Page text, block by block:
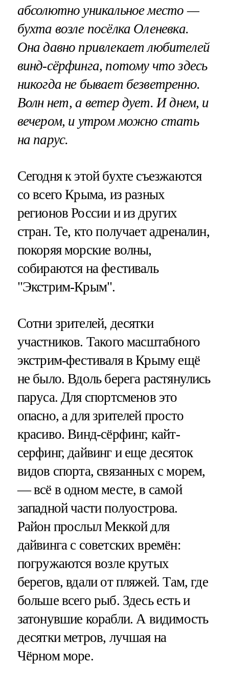
абсолютно уникальное место —
бухта возле посёлка Оленевка.
Она давно привлекает любителей
винд-сёрфинга, потому что здесь
никогда не бывает безветренно.
Волн нет, а ветер дует. И днем, и
вечером, и утром можно стать
на парус.
Сегодня к этой бухте съезжаются
со всего Крыма, из разных
регионов России и из других
стран. Те, кто получает адреналин,
покоряя морские волны,
собираются на фестиваль
"Экстрим-Крым".
Сотни зрителей, десятки
участников. Такого масштабного
экстрим-фестиваля в Крыму ещё
не было. Вдоль берега растянулись
паруса. Для спортсменов это
опасно, а для зрителей просто
красиво. Винд-сёрфинг, кайт-
серфинг, дайвинг и еще десяток
видов спорта, связанных с морем,
— всё в одном месте, в самой
западной части полуострова.
Район прослыл Меккой для
дайвинга с советских времён:
погружаются возле крутых
берегов, вдали от пляжей. Там, где
больше всего рыб. Здесь есть и
затонувшие корабли. А видимость
десятки метров, лучшая на
Чёрном море.